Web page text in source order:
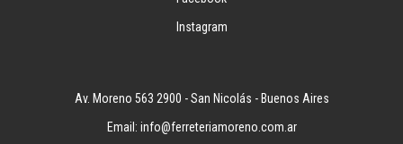
Instagram
Av. Moreno 563 2900 - San Nicolás - Buenos Aires
Email: info@ferreteriamoreno.com.ar